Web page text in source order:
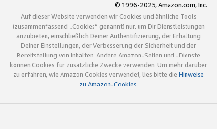
© 1996-2025, Amazon.com, Inc.
Auf dieser Website verwenden wir Cookies und ähnliche Tools
(zusammenfassend „Cookies“ genannt) nur, um Dir Dienstleistungen
anzubieten, einschließlich Deiner Authentifizierung, der Erhaltung
Deiner Einstellungen, der Verbesserung der Sicherheit und der
Bereitstellung von Inhalten. Andere Amazon-Seiten und -Dienste
können Cookies für zusätzliche Zwecke verwenden. Um mehr darüber
zu erfahren, wie Amazon Cookies verwendet, lies bitte die Hinweise
zu Amazon-Cookies.